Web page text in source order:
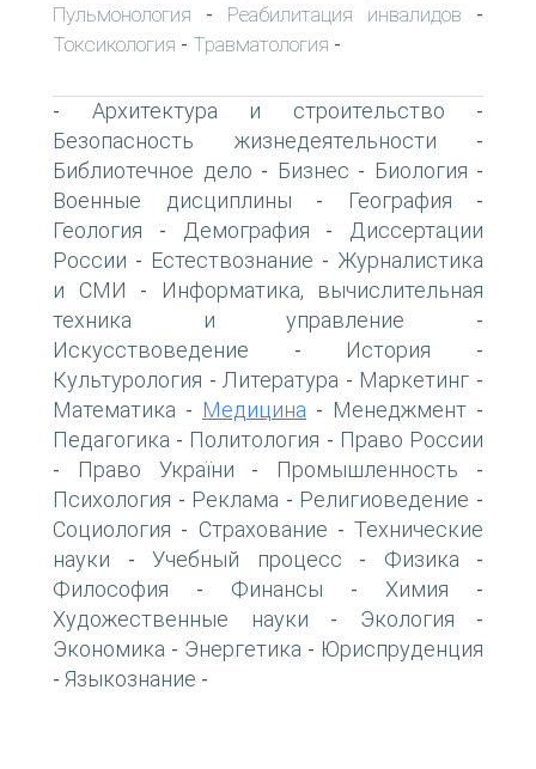
Пульмонология - Реабилитация инвалидов -
Токсикология - Травматология -
- Архитектура и строительство -
Безопасность жизнедеятельности -
Библиотечное дело - Бизнес - Биология -
Военные дисциплины - География -
Геология - Демография -
Диссертации
России - Естествознание - Журналистика
и СМИ -
Информатика, вычислительная
техника и управление -
Искусствоведение - История -
Культурология - Литература - Маркетинг -
Математика - Медицина - Менеджмент -
Педагогика - Политология - Право России
- Право України - Промышленность -
Психология - Реклама - Религиоведение -
Социология - Страхование - Технические
науки - Учебный процесс - Физика -
Философия - Финансы - Химия -
Художественные науки - Экология -
Экономика - Энергетика - Юриспруденция
- Языкознание -